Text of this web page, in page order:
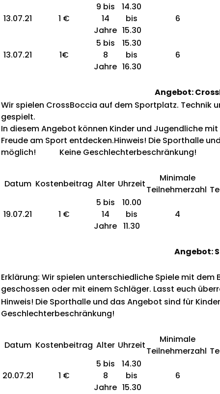
13.07.21 1 €
9 bis
14
Jahre
14.30
bis
15.30
6
13.07.21 1€
5 bis
8
Jahre
15.30
bis
16.30
6
Angebot:
Wir spielen CrossBoccia auf dem Sportplatz. Technik
gespielt.
In diesem Angebot können Kinder und Jugendliche
Freude am Sport entdecken.Hinweis! Die Sporthalle
möglich! Keine Geschlechterbeschränkung!
Datum Kostenbeitrag Alter Uhrzeit
Minimale
Teilnehmerzahl
19.07.21 1 €
5 bis
14
Jahre
10.00
bis
11.30
4
Angebot:
Erklärung: Wir spielen unterschiedliche Spiele mit dem
geschossen oder mit einem Schläger. Lasst euch
Hinweis! Die Sporthalle und das Angebot sind für
Geschlechterbeschränkung!
Datum Kostenbeitrag Alter Uhrzeit
Minimale
Teilnehmerzahl
20.07.21 1 €
5 bis
8
Jahre
14.30
bis
15.30
6